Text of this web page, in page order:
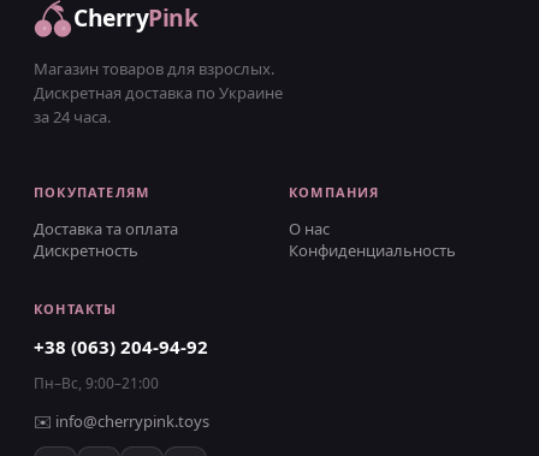
CherryPink
Магазин товаров для взрослых.
Дискретная доставка по Украине
за 24 часа.
ПОКУПАТЕЛЯМ
Доставка та оплата
Дискретность
КОМПАНИЯ
О нас
Конфиденциальность
КОНТАКТЫ
+38 (063) 204-94-92
Пн–Вс, 9:00–21:00
✉️ info@cherrypink.toys